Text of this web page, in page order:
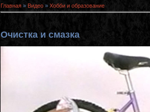
Главная » Видео » Хобби и образование
Очистка и смазка